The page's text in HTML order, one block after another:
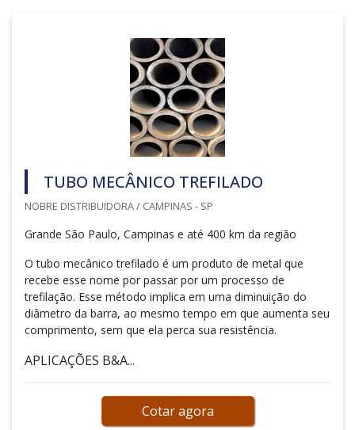
TUBO MECÂNICO TREFILADO
NOBRE DISTRIBUIDORA / CAMPINAS - SP
Grande São Paulo, Campinas e até 400 km da região
O tubo mecânico trefilado é um produto de metal que
recebe esse nome por passar por um processo de
trefilação. Esse método implica em uma diminuição do
diâmetro da barra, ao mesmo tempo em que aumenta seu
comprimento, sem que ela perca sua resistência.
APLICAÇÕES B&A...
Cotar agora